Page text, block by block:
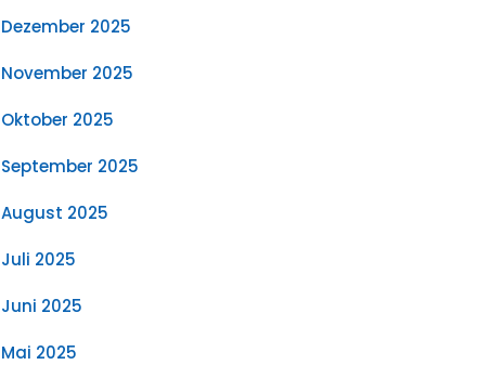
Dezember 2025
November 2025
Oktober 2025
September 2025
August 2025
Juli 2025
Juni 2025
Mai 2025